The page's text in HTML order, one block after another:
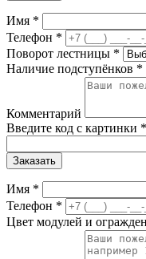
Имя *
Телефон *
Поворот лестницы *
Наличие подступёнков *
Комментарий
Введите код с картинки *
Заказать
Имя *
Телефон *
Цвет модулей и